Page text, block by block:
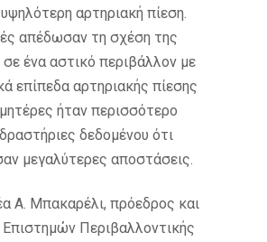
αρτηριακή πίεση.
απέδωσαν τη σχέση της
ένα αστικό περιβάλλον με
επίπεδα αρτηριακής πίεσης
ήταν περισσότερο
δεδομένου ότι
μεγαλύτερες αποστάσεις.
Α. Μπακαρέλι, πρόεδρος και
Περιβαλλοντικής